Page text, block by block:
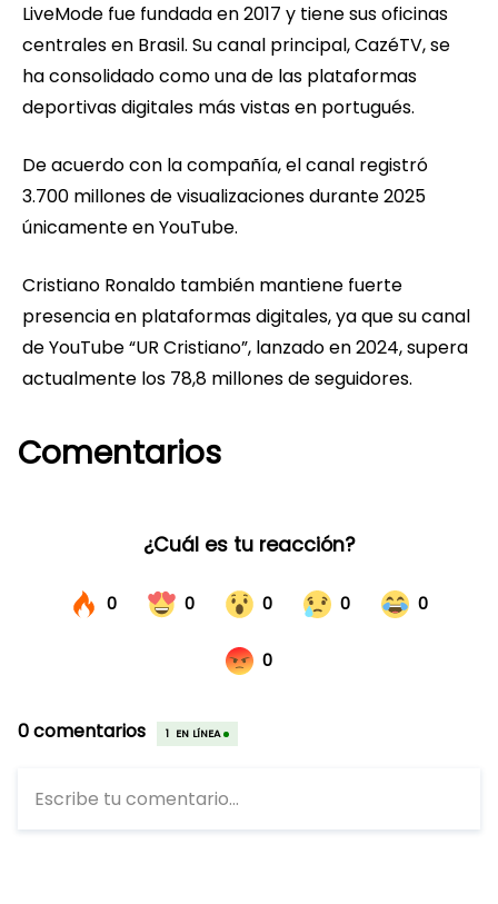
LiveMode fue fundada en 2017 y tiene sus oficinas
centrales en Brasil. Su canal principal, CazéTV, se
ha consolidado como una de las plataformas
deportivas digitales más vistas en portugués.
De acuerdo con la compañía, el canal registró
3.700 millones de visualizaciones durante 2025
únicamente en YouTube.
Cristiano Ronaldo también mantiene fuerte
presencia en plataformas digitales, ya que su canal
de YouTube “UR Cristiano”, lanzado en 2024, supera
actualmente los 78,8 millones de seguidores.
Comentarios